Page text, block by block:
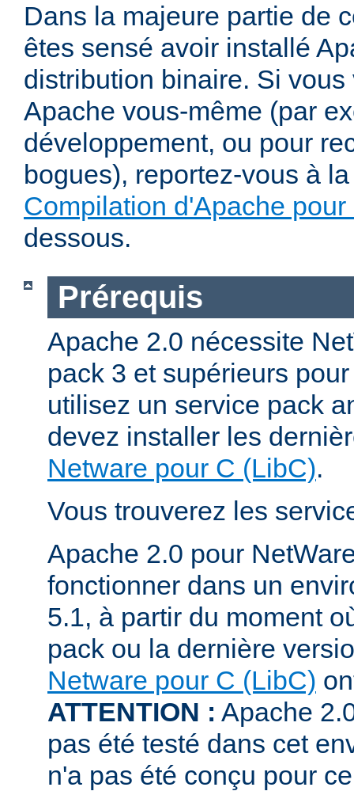
Dans la majeure partie de
êtes sensé avoir installé
distribution binaire. Si
Apache vous-même (par
développement, ou pour
bogues), reportez-vous à
Compilation d'Apache
dessous.
Prérequis
Apache 2.0 nécessite
pack 3 et supérieurs
utilisez un service pack
devez installer les
Netware pour C (LibC).
Vous trouverez les
Apache 2.0 pour
fonctionner dans un
5.1, à partir du moment
pack ou la dernière
Netware pour C (LibC)
ATTENTION : Apache
pas été testé dans cet
n'a pas été conçu pour